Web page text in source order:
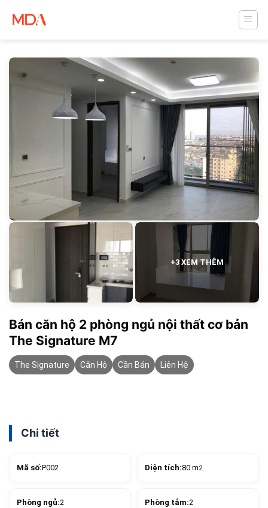
+3 XEM THÊM
Bán căn hộ 2 phòng ngủ nội thất cơ bản
The Signature M7
The Signature Căn Hộ Cần Bán Liên Hệ
Chi tiết
Mã số:P002 Diện tích:80 m2
Phòng ngủ:2 Phòng tắm:2